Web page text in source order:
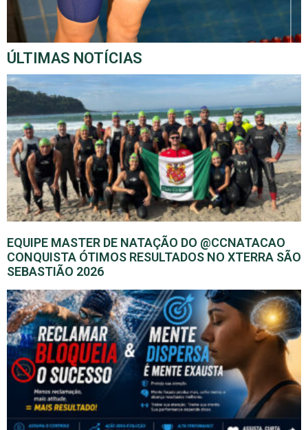
ÚLTIMAS NOTÍCIAS
EQUIPE MASTER DE NATAÇÃO DO @CCNATACAO
CONQUISTA ÓTIMOS RESULTADOS NO XTERRA SÃO
SEBASTIÃO 2026